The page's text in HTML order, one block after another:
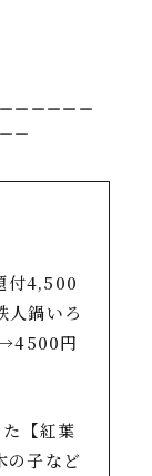
ーーーーー
ー
付4,500
人鍋いろ
円
【紅葉
の子など